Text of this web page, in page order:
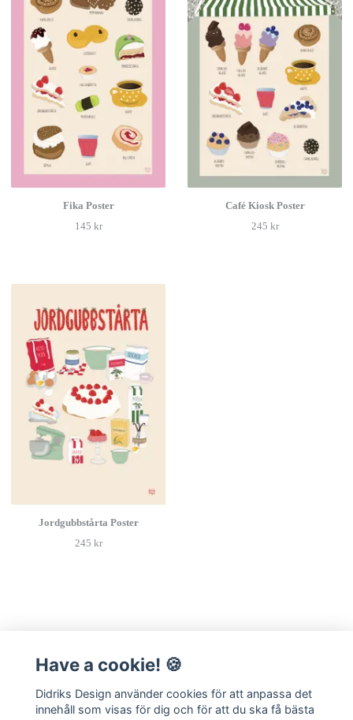
Fika Poster
145 kr
Café Kiosk Poster
245 kr
Jordgubbstårta Poster
245 kr
Läs mer
Kontakt
Have a cookie! 🍪
Didriks Design använder cookies för att anpassa det
innehåll som visas för dig och för att du ska få bästa